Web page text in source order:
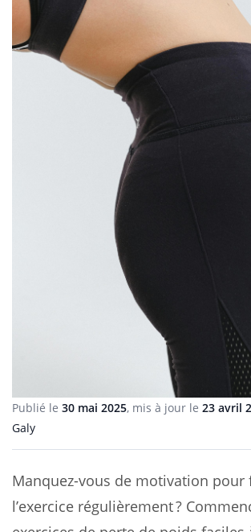
Publié le 30 mai 2025, mis à jour le 23 avril
Galy
Manquez-vous de motivation pour
l’exercice régulièrement ?